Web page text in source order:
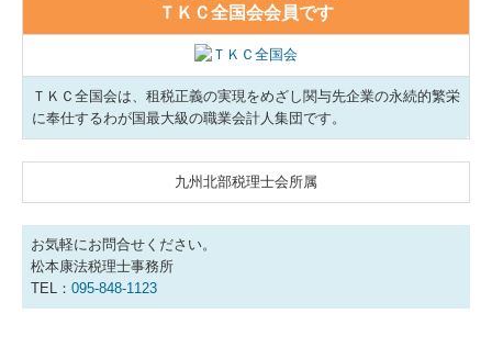
ＴＫＣ全国会会員です
ＴＫＣ全国会は、租税正義の実現をめざし関与先企業の永続的繁栄
に奉仕するわが国最大級の職業会計人集団です。
九州北部税理士会所属
お気軽にお問合せください。
松本康法税理士事務所
TEL： 095-848-1123